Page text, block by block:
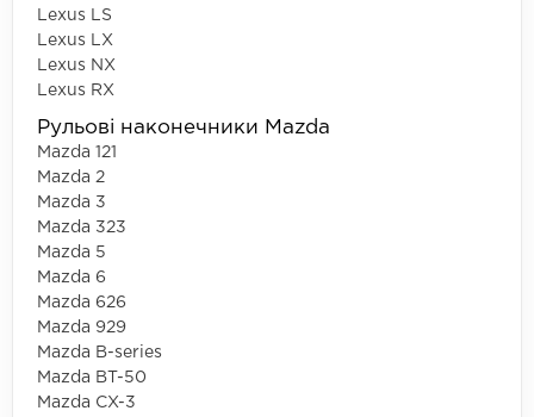
Lexus LS
Lexus LX
Lexus NX
Lexus RX
Рульові наконечники Mazda
Mazda 121
Mazda 2
Mazda 3
Mazda 323
Mazda 5
Mazda 6
Mazda 626
Mazda 929
Mazda B-series
Mazda BT-50
Mazda CX-3